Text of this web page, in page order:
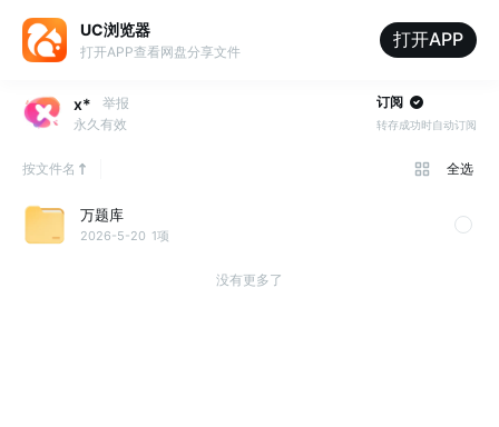
UC浏览器
打开APP查看网盘分享文件
打开APP
x*
举报
永久有效
订阅
转存成功时自动订阅
按文件名 全选
万题库
2026-5-20 1项
没有更多了